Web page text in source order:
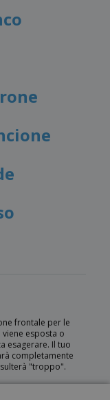
frontale per le
esposta o
esagerare. Il tuo
completamente
"troppo".